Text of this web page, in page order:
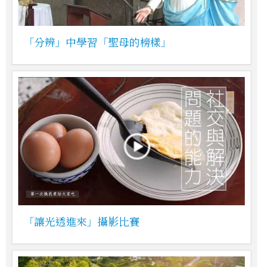
「分辨」中學習「聖母的榜樣」
「讓光透進來」攝影比賽